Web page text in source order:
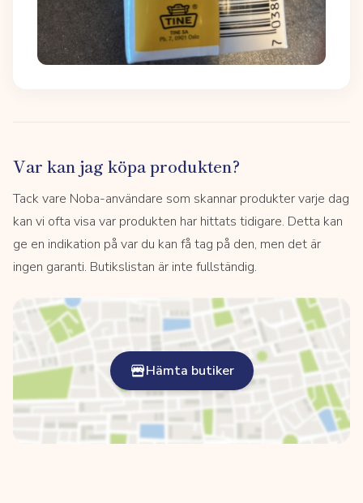
Var kan jag köpa produkten?
Tack vare Noba-användare som skannar produkter varje dag
kan vi ofta visa var produkten har hittats tidigare. Detta kan
ge en indikation på var du kan få tag på den, men det är
ingen garanti. Butikslistan är inte fullständig.
Hämta butiker